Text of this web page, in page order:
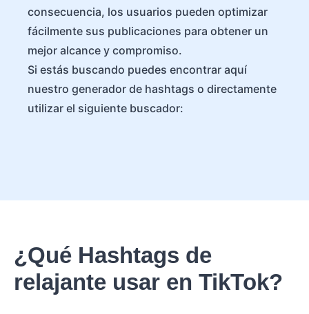
consecuencia, los usuarios pueden optimizar
fácilmente sus publicaciones para obtener un
mejor alcance y compromiso.
Si estás buscando puedes encontrar aquí
nuestro generador de hashtags o directamente
utilizar el siguiente buscador:
¿Qué Hashtags de
relajante usar en TikTok?